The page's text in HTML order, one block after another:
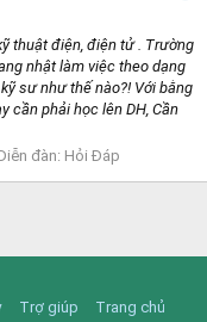
thuật điện, điện tử . Trường
nhật làm việc theo dạng
sư như thế nào?! Với bằng
cần phải học lên DH, Cần
đàn: Hỏi Đáp
Trợ giúp Trang chủ